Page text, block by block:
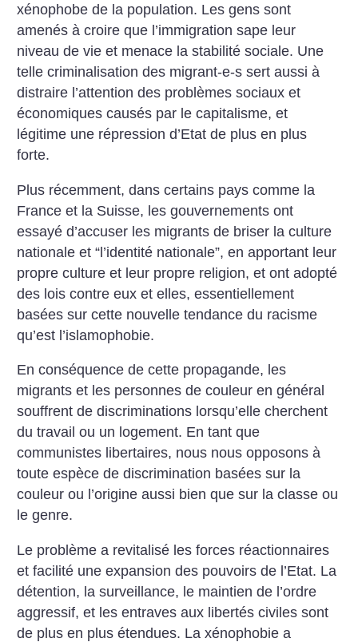
xénophobe de la population. Les gens sont
amenés à croire que l’immigration sape leur
niveau de vie et menace la stabilité sociale. Une
telle criminalisation des migrant-e-s sert aussi à
distraire l’attention des problèmes sociaux et
économiques causés par le capitalisme, et
légitime une répression d’Etat de plus en plus
forte.
Plus récemment, dans certains pays comme la
France et la Suisse, les gouvernements ont
essayé d’accuser les migrants de briser la culture
nationale et “l’identité nationale”, en apportant leur
propre culture et leur propre religion, et ont adopté
des lois contre eux et elles, essentiellement
basées sur cette nouvelle tendance du racisme
qu’est l’islamophobie.
En conséquence de cette propagande, les
migrants et les personnes de couleur en général
souffrent de discriminations lorsqu’elle cherchent
du travail ou un logement. En tant que
communistes libertaires, nous nous opposons à
toute espèce de discrimination basées sur la
couleur ou l’origine aussi bien que sur la classe ou
le genre.
Le problème a revitalisé les forces réactionnaires
et facilité une expansion des pouvoirs de l’Etat. La
détention, la surveillance, le maintien de l’ordre
aggressif, et les entraves aux libertés civiles sont
de plus en plus étendues. La xénophobie a